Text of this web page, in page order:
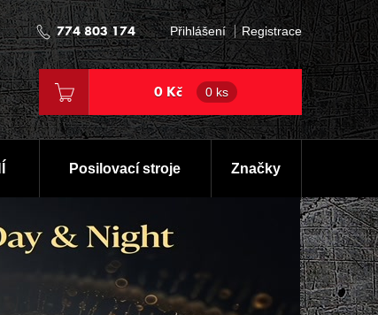
774 803 174 Přihlášení Registrace
0 Kč 0 ks
Posilovací stroje Značky